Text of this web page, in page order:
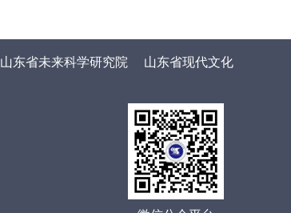
山东省未来科学研究院
山东省现代文化